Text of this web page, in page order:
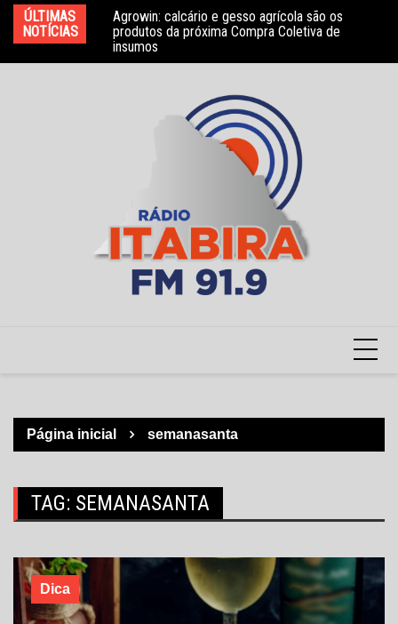
para
conteúdo
ÚLTIMAS
NOTÍCIAS
do Conselho
Agrowin: calcário e gesso agrícola são os
produtos da próxima Compra Coletiva de
insumos
Página inicial semanasanta
TAG: SEMANASANTA
Dica